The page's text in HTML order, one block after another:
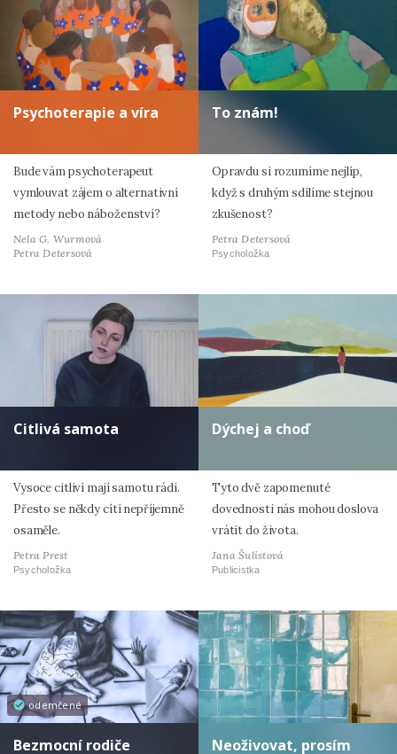
Psychoterapie a víra
Bude vám psychoterapeut
vymlouvat zájem o alternativní
metody nebo náboženství?
Nela G. Wurmová
Petra Detersová
To znám!
Opravdu si rozumíme nejlíp,
když s druhým sdílíme stejnou
zkušenost?
Petra Detersová
Psycholožka
Citlivá samota
Vysoce citliví mají samotu rádi.
Přesto se někdy cítí nepříjemně
osaměle.
Petra Prest
Psycholožka
Dýchej a choď
Tyto dvě zapomenuté
dovednosti nás mohou doslova
vrátit do života.
Jana Šulistová
Publicistka
odemčené
Bezmocní rodiče Neoživovat, prosím